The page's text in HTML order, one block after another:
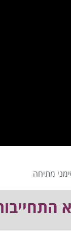
מתיחה
5223092/8 או